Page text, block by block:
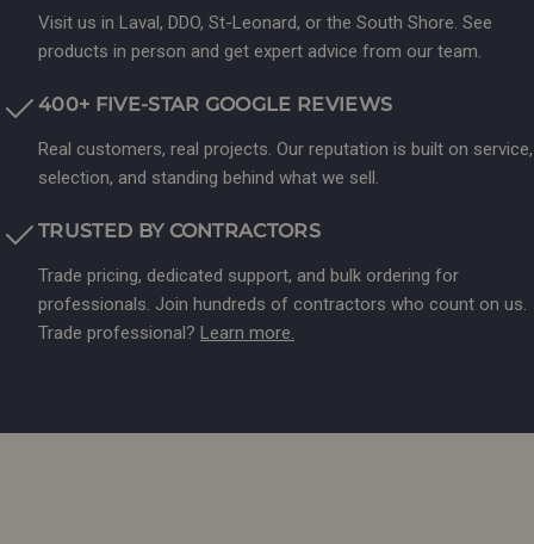
Visit us in Laval, DDO, St-Leonard, or the South Shore. See
products in person and get expert advice from our team.
400+ FIVE-STAR GOOGLE REVIEWS
Real customers, real projects. Our reputation is built on service,
selection, and standing behind what we sell.
TRUSTED BY CONTRACTORS
Trade pricing, dedicated support, and bulk ordering for
professionals. Join hundreds of contractors who count on us.
Trade professional? Learn more.